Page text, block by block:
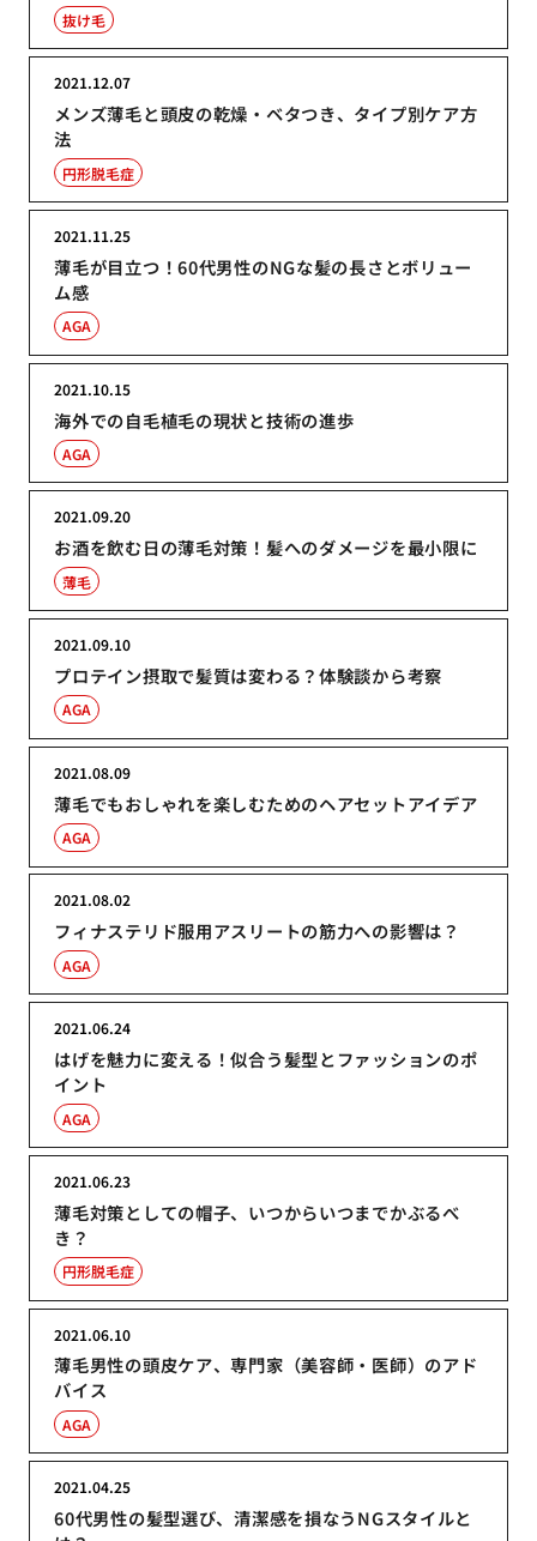
抜け毛
メンズ薄毛と頭皮の乾燥・ベタつき、タイプ別ケア方
法
2021.12.07
円形脱毛症
薄毛が目立つ！60代男性のNGな髪の長さとボリュー
ム感
2021.11.25
AGA
海外での自毛植毛の現状と技術の進歩
2021.10.15
AGA
お酒を飲む日の薄毛対策！髪へのダメージを最小限に
2021.09.20
薄毛
プロテイン摂取で髪質は変わる？体験談から考察
2021.09.10
AGA
薄毛でもおしゃれを楽しむためのヘアセットアイデア
2021.08.09
AGA
フィナステリド服用アスリートの筋力への影響は？
2021.08.02
AGA
はげを魅力に変える！似合う髪型とファッションのポ
イント
2021.06.24
AGA
薄毛対策としての帽子、いつからいつまでかぶるべ
き？
2021.06.23
円形脱毛症
薄毛男性の頭皮ケア、専門家（美容師・医師）のアド
バイス
2021.06.10
AGA
60代男性の髪型選び、清潔感を損なうNGスタイルと
2021.04.25